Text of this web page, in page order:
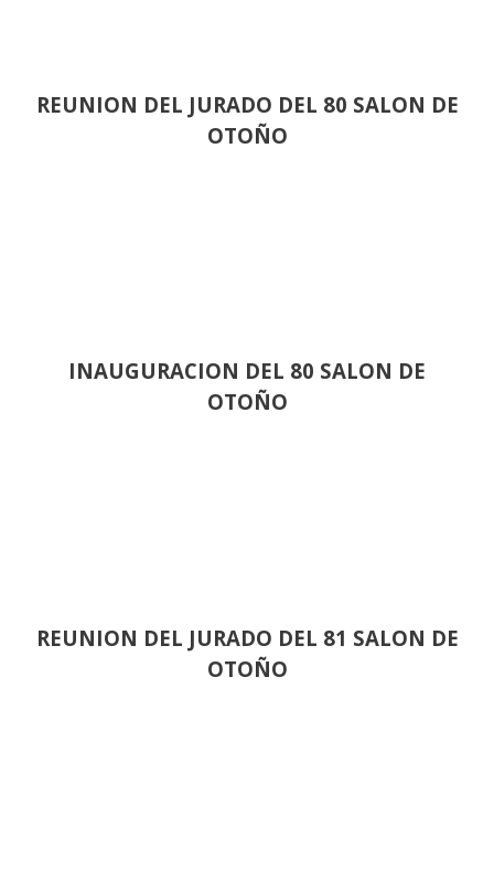
REUNION DEL JURADO DEL 80 SALON DE
OTOÑO
INAUGURACION DEL 80 SALON DE
OTOÑO
REUNION DEL JURADO DEL 81 SALON DE
OTOÑO